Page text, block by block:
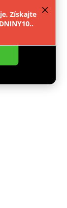
Získajte